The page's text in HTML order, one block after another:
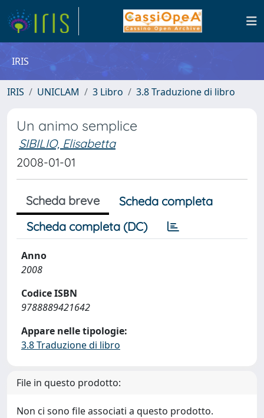
IRIS
IRIS UNICLAM 3 Libro 3.8 Traduzione di libro
Un animo semplice
SIBILIO, Elisabetta
2008-01-01
Scheda breve
Scheda completa
Scheda completa (DC)
Anno
2008
Codice ISBN
9788889421642
Appare nelle tipologie:
3.8 Traduzione di libro
File in questo prodotto:
Non ci sono file associati a questo prodotto.